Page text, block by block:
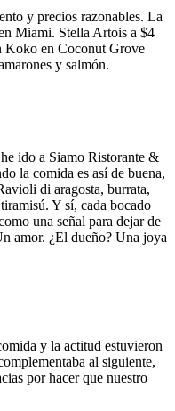
y precios razonables. La
Miami. Stella Artois a $4
Koko en Coconut Grove
y salmón.
ido a Siamo Ristorante &
la comida es así de buena,
di aragosta, burrata,
Y sí, cada bocado
una señal para dejar de
amor. ¿El dueño? Una joya
y la actitud estuvieron
al siguiente,
por hacer que nuestro